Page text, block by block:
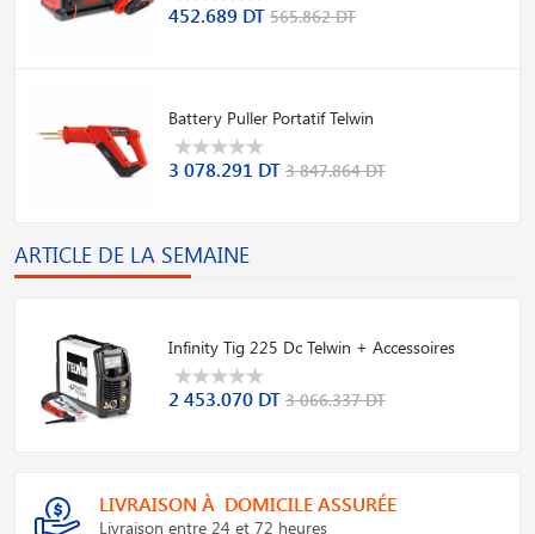
452.689 DT 565.862 DT
Battery Puller Portatif Telwin
3 078.291 DT 3 847.864 DT
ARTICLE DE LA SEMAINE
Infinity Tig 225 Dc Telwin + Accessoires
2 453.070 DT 3 066.337 DT
LIVRAISON À DOMICILE ASSURÉE
Livraison entre 24 et 72 heures